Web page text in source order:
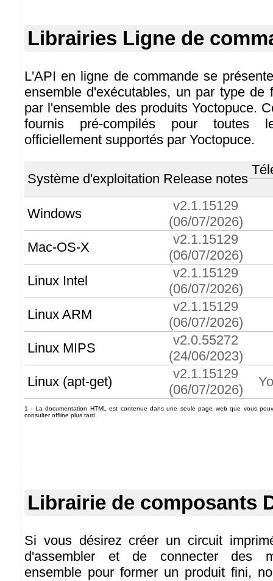
Librairies Ligne de
L'API en ligne de commande se
ensemble d'exécutables, un par type de
par l'ensemble des produits Yoctopuce.
fournis pré-compilés pour toutes
officiellement supportés par Yoctopuce.
Système d'exploitation Release notes
Windows
v2.1.15129
(06/07/2026)
Mac-OS-X
v2.1.15129
(06/07/2026)
Linux Intel
v2.1.15129
(06/07/2026)
Linux ARM
v2.1.15129
(06/07/2026)
Linux MIPS
v2.0.55272
(24/06/2023)
Linux (apt-get)
v2.1.15129
(06/07/2026)
1 - La documentation HTML est contenue dans une seule page web que vous
consulter offline plus tard.
Librairie de composants
Si vous désirez créer un circuit
d'assembler et de connecter des
ensemble pour former un produit fini,